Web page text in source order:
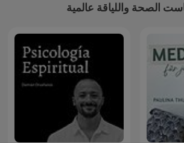
الصحة واللياقة عالمية